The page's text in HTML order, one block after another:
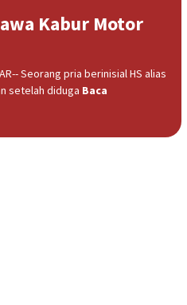
Kabur Motor
Seorang pria berinisial HS alias
setelah diduga Baca